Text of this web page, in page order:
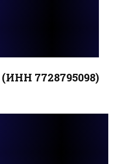
7728795098)